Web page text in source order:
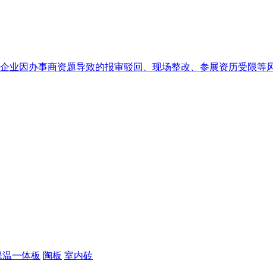
业因办事商资题导致的报审驳回、现场整改、参展资历受限等
一体板 陶板 室内砖